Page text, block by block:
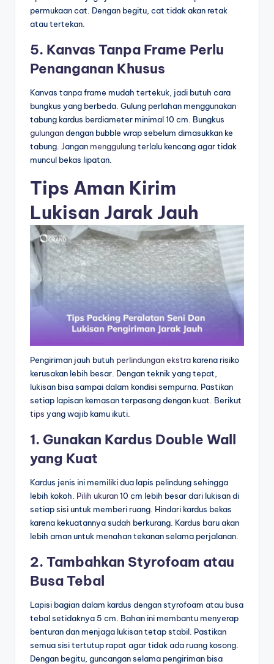
permukaan cat. Dengan begitu, cat tidak akan retak
atau tertekan.
5. Kanvas Tanpa Frame Perlu
Penanganan Khusus
Kanvas tanpa frame mudah tertekuk, jadi butuh cara
bungkus yang berbeda. Gulung perlahan menggunakan
tabung kardus berdiameter minimal 10 cm. Bungkus
gulungandengan bubble wrap sebelum dimasukkan ke
tabung. Jangan menggulungterlalu kencang agar tidak
muncul bekas lipatan.
Tips Aman Kirim
Lukisan Jarak Jauh
Pengiriman jauh butuh perlindungan ekstra karena risiko
kerusakan lebih besar. Dengan teknik yang tepat,
lukisan bisa sampai dalam kondisi sempurna. Pastikan
setiap lapisan kemasan terpasang dengan kuat. Berikut
tips yang wajib kamu ikuti.
1. Gunakan Kardus Double Wall
yang Kuat
Kardus jenis ini memiliki dua lapis pelindung sehingga
lebih kokoh. Pilih ukuran10 cm lebih besar dari lukisan di
setiap sisi untuk memberi ruang. Hindari kardus bekas
karena kekuatannya sudah berkurang. Kardus baru akan
lebih aman untuk menahan tekanan selama perjalanan.
2. Tambahkan Styrofoam atau
Busa Tebal
Lapisi bagian dalam kardus dengan styrofoam atau busa
tebal setidaknya 5 cm. Bahan ini membantu menyerap
benturan dan menjaga lukisan tetap stabil. Pastikan
semua sisi tertutup rapat agar tidak ada ruang kosong.
Dengan begitu, guncangan selama pengiriman bisa